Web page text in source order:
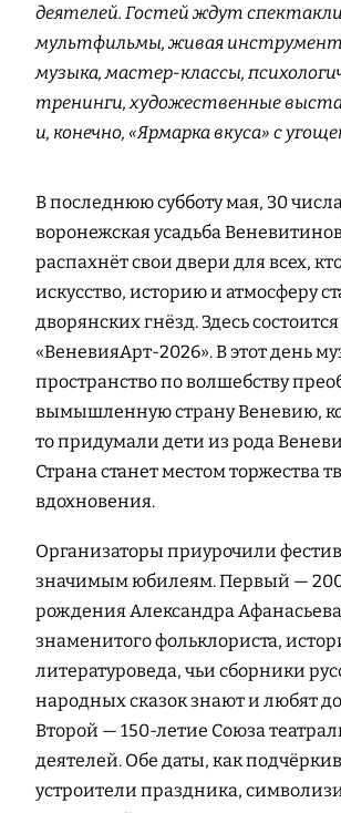
деятелей. Гостей ждут
мультфильмы, живая
музыка, мастер-классы,
тренинги, художественные
и, конечно, «Ярмарка вкуса» с
В последнюю субботу мая, 30
воронежская усадьба
распахнёт свои двери для всех,
искусство, историю и атмосферу
дворянских гнёзд. Здесь
«ВеневияАрт-2026». В этот день
пространство по волшебству
вымышленную страну Веневию,
то придумали дети из рода
Страна станет местом торжества
вдохновения.
Организаторы приурочили
значимым юбилеям. Первый — 200
рождения Александра
знаменитого фольклориста,
литературоведа, чьи сборники
народных сказок знают и любят
Второй — 150-летие Союза
деятелей. Обе даты, как
устроители праздника,